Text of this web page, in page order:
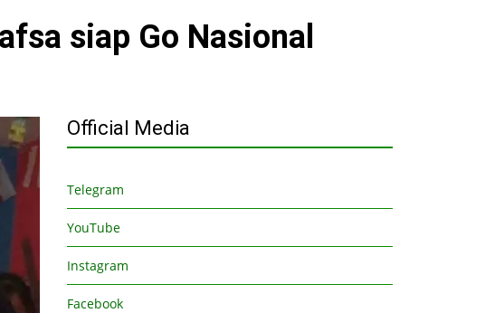
siap Go Nasional
Official Media
Telegram
YouTube
Instagram
Facebook